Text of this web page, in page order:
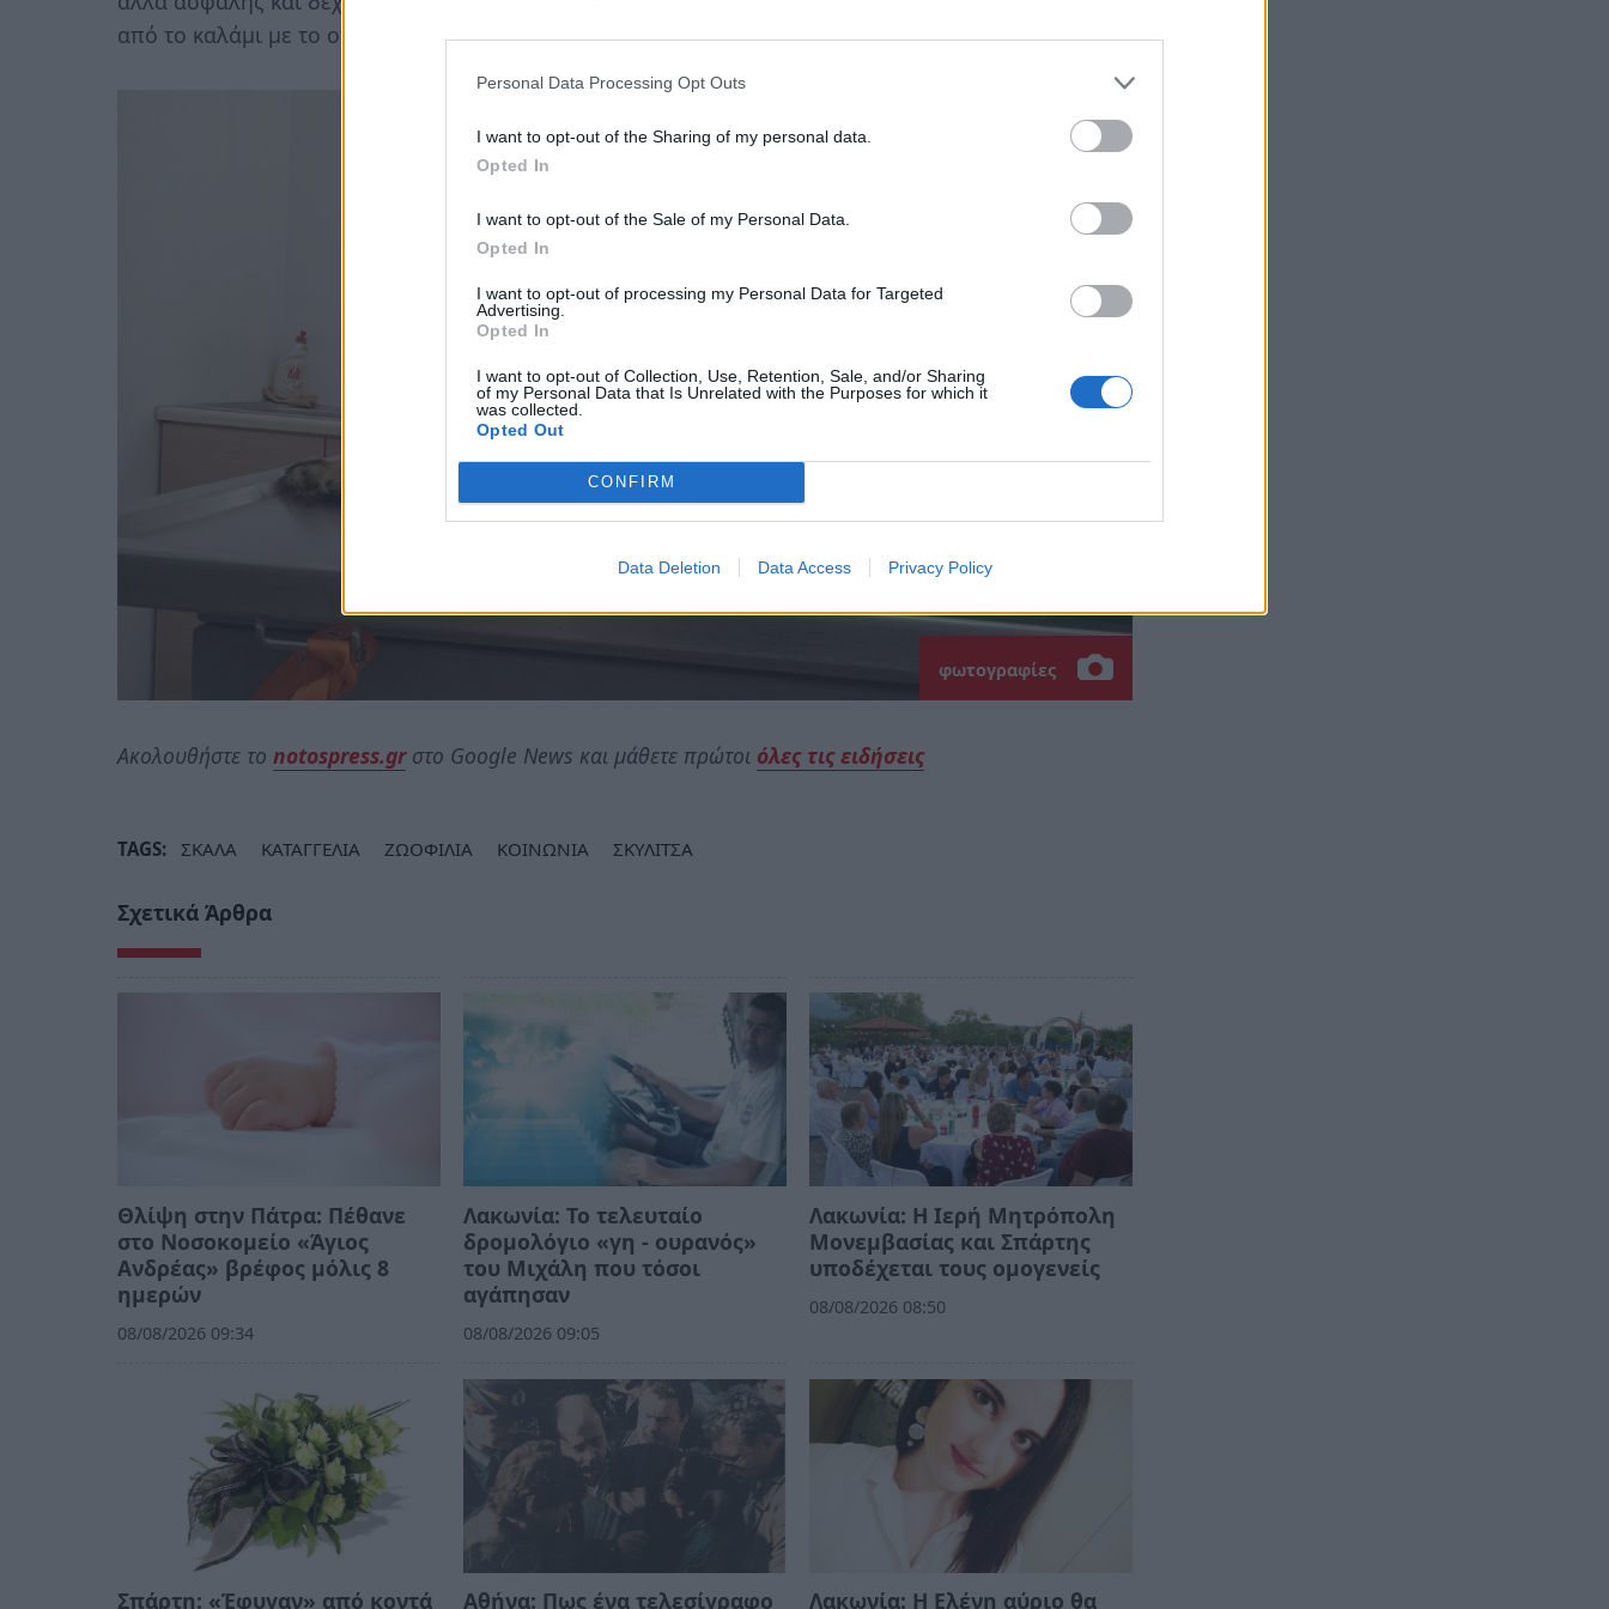
Personal Data Processing Opt Outs
I want to opt-out of the Sharing of my personal data.
Opted In
I want to opt-out of the Sale of my Personal Data.
Opted In
I want to opt-out of processing my Personal Data for Targeted
Advertising.
Opted In
I want to opt-out of Collection, Use, Retention, Sale, and/or Sharing
of my Personal Data that Is Unrelated with the Purposes for which it
was collected.
Opted Out
CONFIRM
Data Deletion Data Access Privacy Policy
από το καλάμι με το οποίο την χτυπούσε ο άνδρας.
φωτογραφίες
Ακολουθήστε το notospress.grστο Google News και μάθετε πρώτοι όλες τις ειδήσεις
TAGS: ΣΚΑΛΑ ΚΑΤΑΓΓΕΛΙΑ ΖΩΟΦΙΛΙΑ ΚΟΙΝΩΝΙΑ ΣΚΥΛΙΤΣΑ
Σχετικά Άρθρα
Θλίψη στην Πάτρα: Πέθανε
στο Νοσοκομείο «Άγιος
Ανδρέας» βρέφος μόλις 8
ημερών
08/08/2026 09:34
Λακωνία: Το τελευταίο
δρομολόγιο «γη - ουρανός»
του Μιχάλη που τόσοι
αγάπησαν
08/08/2026 09:05
Λακωνία: Η Ιερή Μητρόπολη
Μονεμβασίας και Σπάρτης
υποδέχεται τους ομογενείς
08/08/2026 08:50
Σπάρτη: «Έφυγαν» από κοντά
Αθήνα: Πως ένα τελεσίγραφο
Λακωνία: Η Ελένη αύριο θα